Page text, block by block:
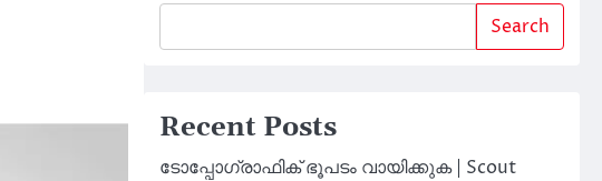
Search
Recent Posts
ടോപ്പോഗ്രാഫിക് ഭൂപടം വായിക്കുക | Scout